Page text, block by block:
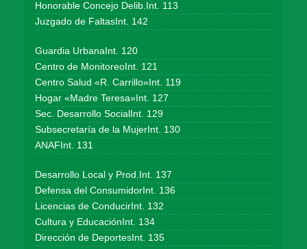
Honorable Concejo Delib.Int. 113
Juzgado de FaltasInt. 142
Guardia UrbanaInt. 120
Centro de MonitoreoInt. 121
Centro Salud «R. Carrillo»Int. 119
Hogar «Madre Teresa»Int. 127
Sec. Desarrollo SocialInt. 129
Subsecretaría de la MujerInt. 130
ANAFInt. 131
Desarrollo Local y Prod.Int. 137
Defensa del ConsumidorInt. 136
Licencias de ConducirInt. 132
Cultura y EducaciónInt. 134
Dirección de DeportesInt. 135